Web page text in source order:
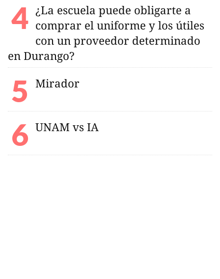
¿La escuela puede obligarte a
comprar el uniforme y los útiles
con un proveedor determinado
en Durango?
Mirador
UNAM vs IA